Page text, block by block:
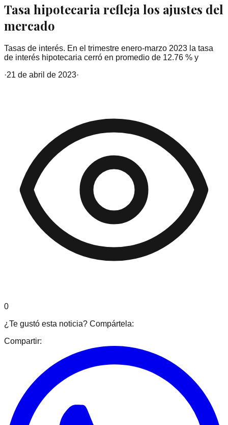
Tasa hipotecaria refleja los ajustes del
mercado
Tasas de interés. En el trimestre enero-marzo 2023 la tasa
de interés hipotecaria cerró en promedio de 12.76 % y
·21 de abril de 2023·
0
¿Te gustó esta noticia? Compártela:
Compartir: